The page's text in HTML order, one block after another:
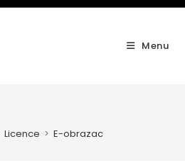
Menu
Licence > E-obrazac